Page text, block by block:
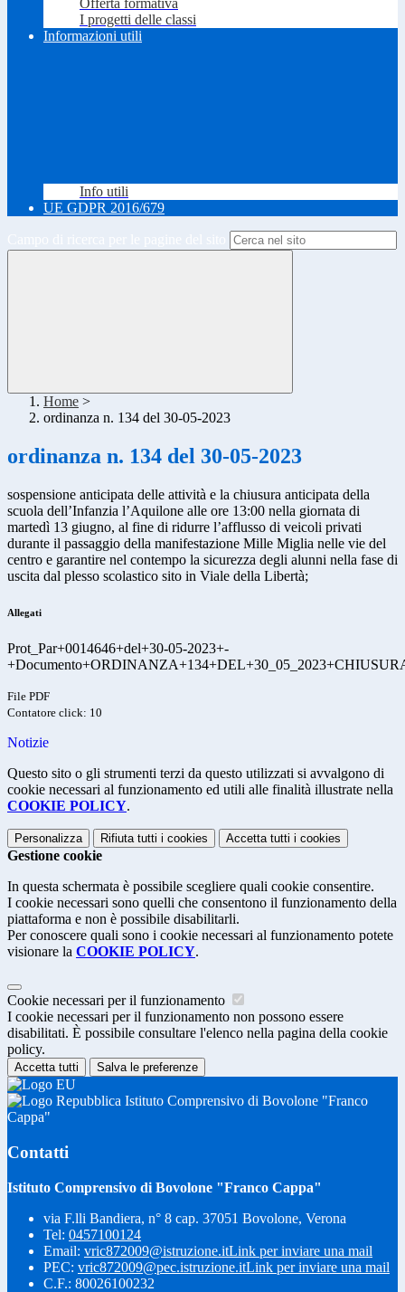
Offerta formativa
I progetti delle classi
Informazioni utili
Info utili
UE GDPR 2016/679
Home >
ordinanza n. 134 del 30-05-2023
ordinanza n. 134 del 30-05-2023
sospensione anticipata delle attività e la chiusura anticipata della
scuola dell’Infanzia l’Aquilone alle ore 13:00 nella giornata di
martedì 13 giugno, al fine di ridurre l’afflusso di veicoli privati
durante il passaggio della manifestazione Mille Miglia nelle vie del
centro e garantire nel contempo la sicurezza degli alunni nella fase di
uscita dal plesso scolastico sito in Viale della Libertà;
Allegati
Prot_Par+0014646+del+30-05-2023+-
File PDF
Contatore click: 10
Notizie
Questo sito o gli strumenti terzi da questo utilizzati si avvalgono di
cookie necessari al funzionamento ed utili alle finalità illustrate nella
COOKIE POLICY.
Personalizza Rifiuta tutti i cookies Accetta tutti i cookies
Gestione cookie
In questa schermata è possibile scegliere quali cookie consentire.
I cookie necessari sono quelli che consentono il funzionamento della
piattaforma e non è possibile disabilitarli.
Per conoscere quali sono i cookie necessari al funzionamento potete
visionare la COOKIE POLICY.
Cookie necessari per il funzionamento
I cookie necessari per il funzionamento non possono essere
disabilitati. È possibile consultare l'elenco nella pagina della cookie
policy.
Accetta tutti Salva le preferenze
Istituto Comprensivo di Bovolone "Franco
Cappa"
Contatti
Istituto Comprensivo di Bovolone "Franco Cappa"
via F.lli Bandiera, n° 8 cap. 37051 Bovolone, Verona
Tel: 0457100124
Email: vric872009@istruzione.itLink per inviare una mail
PEC: vric872009@pec.istruzione.itLink per inviare una mail
C.F.: 80026100232